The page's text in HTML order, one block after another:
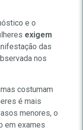
e o
exigem
das
nos
costumam
é mais
menores, o
em exames